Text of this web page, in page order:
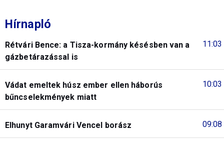
Hírnapló
11:03
Rétvári Bence: a Tisza-kormány késésben van a
gázbetárazással is
10:03
Vádat emeltek húsz ember ellen háborús
bűncselekmények miatt
09:08
Elhunyt Garamvári Vencel borász